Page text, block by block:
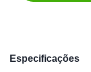
Especificações